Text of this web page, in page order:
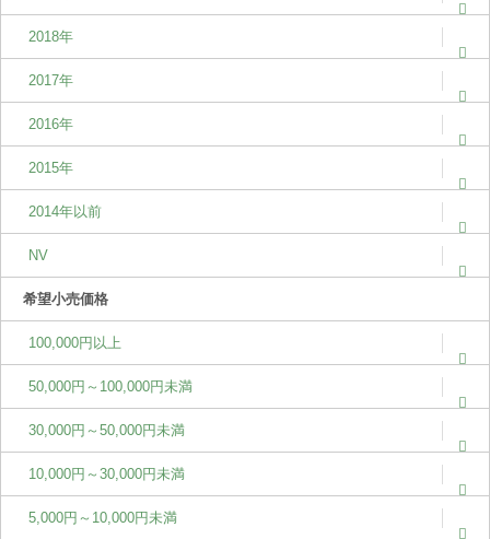
2018年
2017年
2016年
2015年
2014年以前
NV
希望小売価格
100,000円以上
50,000円～100,000円未満
30,000円～50,000円未満
10,000円～30,000円未満
5,000円～10,000円未満